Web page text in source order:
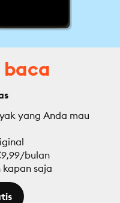
baca
yang Anda mau
bulan
saja